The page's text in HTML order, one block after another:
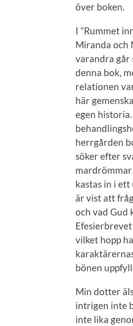
över boken.
I ”Rummet
Miranda och
varandra går
denna bok,
relationen
här
egen
herrgården
söker efter
mardrömmar
kastas in i
är vist att
och vad Gud
vilket hopp
bönen
Min dotter
intrigen inte
inte lika